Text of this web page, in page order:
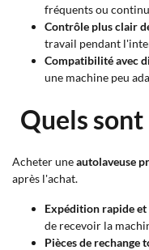
fréquents ou
Contrôle plus clair
travail pendant
Compatibilité avec
une machine peu
Quels
Acheter uneautolaveuse
après l'achat.
Expédition rapide
de recevoir la
Pièces de rechange